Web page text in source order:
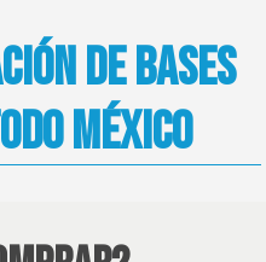
de Bases
México